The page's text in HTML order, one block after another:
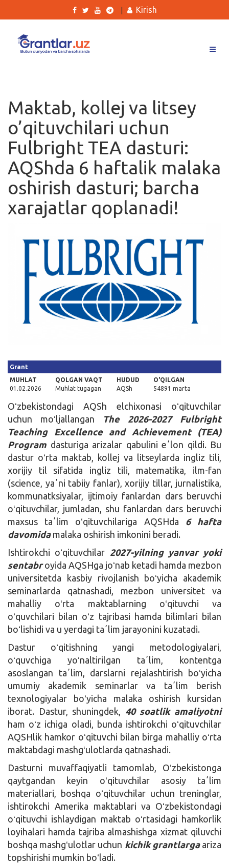
Ishlar
Kurslar
Blog
Yana
Kirish
Kirish
Maktab, kollej va litsey
o’qituvchilari uchun
Fulbright TEA dasturi:
AQShda 6 haftalik malaka
oshirish dasturi; barcha
xarajatlar qoplanadi!
Grant
MUHLAT
01.02.2026
QOLGAN VAQT
Muhlat tugagan
HUDUD
AQSh
O'QILGAN
54891 marta
Oʻzbekistondagi AQSh elchixonasi oʻqituvchilar
uchun moʻljallangan
The 2026-2027 Fulbright
Teaching Excellence and Achievement (TEA)
Program dasturiga arizalar qabulini eʼlon qildi. Bu
dastur oʻrta maktab, kollej va litseylarda ingliz tili,
xorijiy til sifatida ingliz tili, matematika, ilm-fan
(science, yaʼni tabiiy fanlar), xorijiy tillar, jurnalistika,
kommunatksiyalar, ijtimoiy fanlardan dars beruvchi
oʻqituvchilar, jumladan, shu fanlardan dars beruvchi
maxsus taʼlim oʻqituvchilariga AQSHda 6 hafta
davomida malaka oshirish imkonini beradi.
Ishtirokchi oʻqituvchilar 2027-yilning yanvar yoki
sentabroyida AQSHga joʻnab ketadi hamda mezbon
universitetda kasbiy rivojlanish boʻyicha akademik
seminarlarda qatnashadi, mezbon universitet va
mahalliy oʻrta maktablarning oʻqituvchi va
oʻquvchilari bilan oʻz tajribasi hamda bilimlari bilan
boʻlishidi va u yerdagi taʼlim jarayonini kuzatadi.
Dastur oʻqitishning yangi metodologiyalari,
oʻquvchiga yoʻnaltirilgan taʼlim, kontentga
asoslangan taʼlim, darslarni rejalashtirish boʻyicha
umumiy akademik seminarlar va taʼlim berish
texnologiyalar boʻyicha malaka oshirish kursidan
iborat. Dastur, shuningdek, 40 soatlik amaliyotni
ham oʻz ichiga oladi, bunda ishtirokchi oʻqituvchilar
AQSHlik hamkor oʻqituvchi bilan birga mahalliy oʻrta
maktabdagi mashgʻulotlarda qatnashadi.
Dasturni muvaffaqiyatli tamomlab, Oʻzbekistonga
qaytgandan keyin oʻqituvchilar asosiy taʼlim
materiallari, boshqa oʻqituvchilar uchun treninglar,
ishtirokchi Amerika maktablari va Oʻzbekistondagi
oʻqituvchi ishlaydigan maktab oʻrtasidagi hamkorlik
loyihalari hamda tajriba almashishga xizmat qiluvchi
boshqa mashgʻulotlar uchun kichik grantlargaariza
topshirishi mumkin boʻladi.